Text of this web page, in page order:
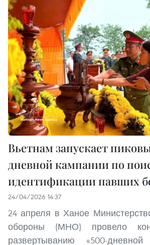
Вьетнам запускает
дневной кампании по
идентификации павших
24/04/2026 14:37
24 апреля в Ханое
обороны (МНО) провело
развертыванию «500-